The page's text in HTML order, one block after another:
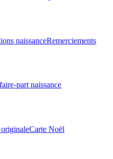
naissanceRemerciements
part naissance
Carte Noël